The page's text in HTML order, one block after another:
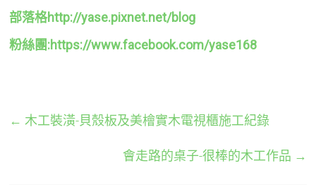
部落格http://yase.pixnet.net/blog
粉絲團:https://www.facebook.com/yase168
← 木工裝潢-貝殼板及美檜實木電視櫃施工紀錄
會走路的桌子-很棒的木工作品 →